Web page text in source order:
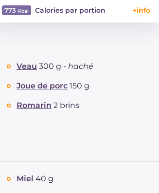
773 Calories par portion
Protéine
Graisses
dont acides gras saturés
Fibre
Veau 300 g - haché
Joue de porc 150 g
Romarin 2 brins
Miel 40 g